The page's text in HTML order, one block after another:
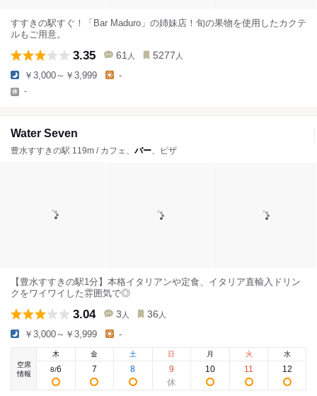
すすきの駅すぐ！「Bar Maduro」の姉妹店！旬の果物を使用したカクテ
ルもご用意。
3.35 61 人 5277 人
￥3,000～￥3,999 -
-
Water Seven
豊水すすきの駅 119m / カフェ、 バー、ピザ
【豊水すすきの駅1分】本格イタリアンや定食、イタリア直輸入ドリン
クをワイワイした雰囲気で◎
3.04 3 人 36 人
￥3,000～￥3,999 -
空席
情報
木
8/6
金
7
土
8
日
9
月
10
火
11
水
12